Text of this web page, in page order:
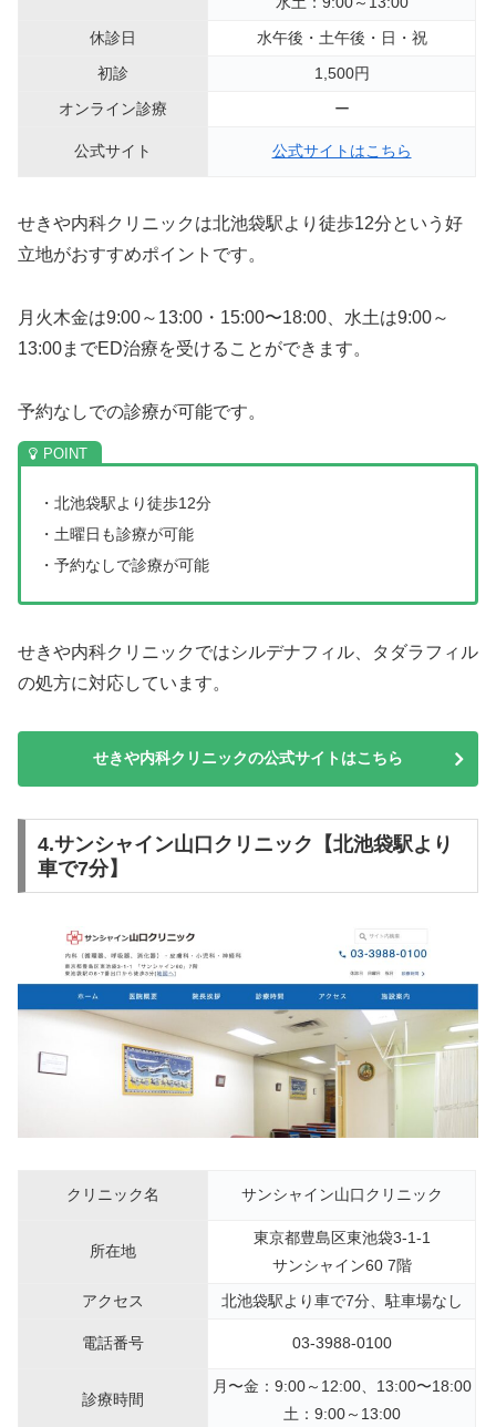
休診日
水午後・土午後・日・祝
初診
1,500円
オンライン診療
ー
公式サイト 公式サイトはこちら
せきや内科クリニックは北池袋駅より徒歩12分という好
立地がおすすめポイントです。
月火木金は9:00～13:00・15:00〜18:00、水土は9:00～
13:00までED治療を受けることができます。
予約なしでの診療が可能です。
・北池袋駅より徒歩12分
・土曜日も診療が可能
・予約なしで診療が可能
せきや内科クリニックではシルデナフィル、タダラフィル
の処方に対応しています。
せきや内科クリニックの公式サイトはこちら
4.サンシャイン山口クリニック【北池袋駅より
車で7分】
クリニック名 サンシャイン山口クリニック
所在地
東京都豊島区東池袋3-1-1
サンシャイン60 7階
アクセス
北池袋駅より車で7分、駐車場なし
電話番号 03-3988-0100
診療時間
月〜金：9:00～12:00、13:00〜18:00
土：9:00～13:00